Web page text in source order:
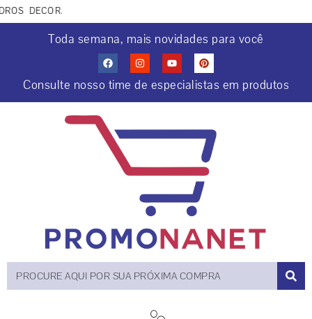
DECORATIVOS COCRIAÇÕES COM IA. APROVEITE PARA
Toda semana, mais novidades para você
Consulte nosso time de especialistas em produtos